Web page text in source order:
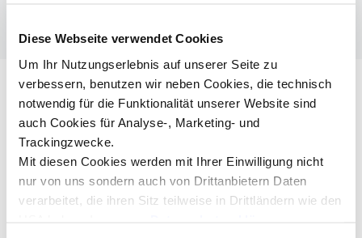
Diese Webseite verwendet Cookies
Um Ihr Nutzungserlebnis auf unserer Seite zu
verbessern, benutzen wir neben Cookies, die technisch
notwendig für die Funktionalität unserer Website sind
auch Cookies für Analyse-, Marketing- und
Trackingzwecke.
Mit diesen Cookies werden mit Ihrer Einwilligung nicht
nur von uns sondern auch von Drittanbietern Daten
verarbeitet, die ihren Sitz teilweise in Drittländern wie den